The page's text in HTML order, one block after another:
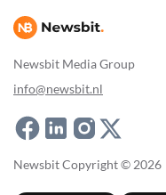
Newsbit Media Group
info@newsbit.nl
Newsbit Copyright © 2026